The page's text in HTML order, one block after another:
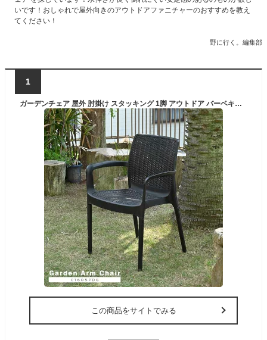
いです！おしゃれで屋外向きのアウトドアファニチャーのおすすめを教え
てください！
野に行く。編集部
1
ガーデンチェア 屋外 肘掛け スタッキング 1脚 アウトドア バーベキュー キャンプ ガーデン 庭 テラス 黒 ブラック ダイニングチェア 椅子 ベランピング アウトドアリビング 西海岸 籐ラタン風 アジアン おしゃれ C1605PDG 2019
この商品をサイトでみる